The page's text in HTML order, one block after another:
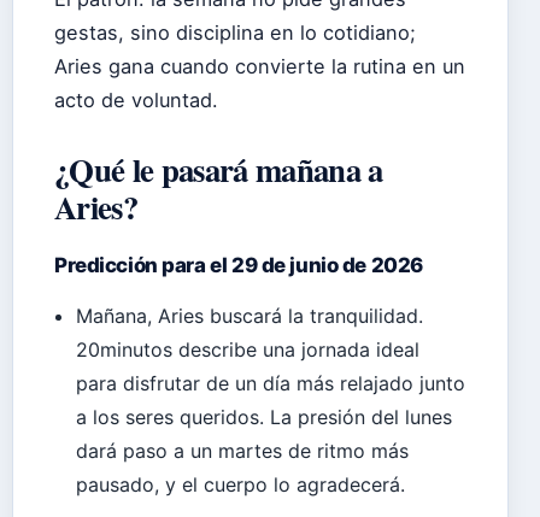
gestas, sino disciplina en lo cotidiano;
Aries gana cuando convierte la rutina en un
acto de voluntad.
¿Qué le pasará mañana a
Aries?
Predicción para el 29 de junio de 2026
Mañana, Aries buscará la tranquilidad.
20minutos describe una jornada ideal
para disfrutar de un día más relajado junto
a los seres queridos. La presión del lunes
dará paso a un martes de ritmo más
pausado, y el cuerpo lo agradecerá.